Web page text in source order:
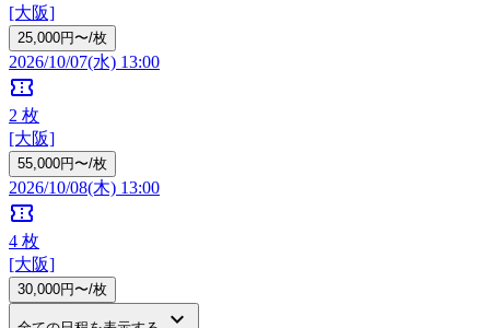
[大阪]
25,000円〜/枚
2026/10/07(水) 13:00
confirmation_number
2 枚
[大阪]
55,000円〜/枚
2026/10/08(木) 13:00
confirmation_number
4 枚
[大阪]
30,000円〜/枚
keyboard_arrow_down